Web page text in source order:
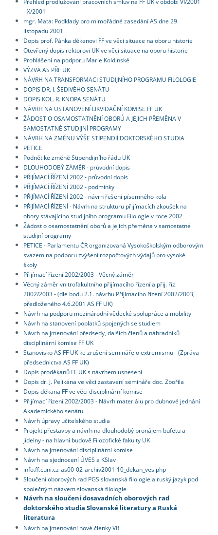
- X/2001
mgr. Maťa: Podklady pro mimořádné zasedání AS dne 29.
listopadu 2001
Dopis prof. Pánka děkanovi FF ve věci situace na oboru historie
Otevřený dopis rektorovi UK ve věci situace na oboru historie
Prohlášení na podporu Marie Koldinské
VÝZVA AS PŘF UK
NÁVRH NA TRANSFORMACI STUDIJNÍHO PROGRAMU FILOLOGIE
DOPIS DR. I. ŠEDIVÉHO SENÁTU
DOPIS KOL. R. KNOPA SENÁTU
NÁVRH NA USTANOVENÍ LIKVIDAČNÍ KOMISE FF UK
ŽÁDOST O OSAMOSTATNĚNÍ OBORŮ A JEJICH PŘEMĚNA V
SAMOSTATNÉ STUDIJNÍ PROGRAMY
NÁVRH NA ZMĚNU VÝŠE STIPENDIÍ DOKTORSKÉHO STUDIA
PETICE
Podnět ke změně Stipendijního řádu UK
DLOUHODOBÝ ZÁMĚR - průvodní dopis
PŘIJÍMACÍ ŘÍZENÍ 2002 - průvodní dopis
PŘIJÍMACÍ ŘÍZENÍ 2002 - podmínky
PŘIJÍMACÍ ŘÍZENÍ 2002 - návrh řešení písemného kola
PŘIJÍMACÍ ŘÍZENÍ - Návrh na strukturu přijímacích zkoušek na
obory stávajícího studijního programu Filologie v roce 2002
Žádost o osamostatnění oborů a jejich přeměna v samostatné
studijní programy
PETICE - Parlamentu ČR organizovaná Vysokoškolským odborovým
svazem na podporu zvýšení rozpočtových výdajů pro vysoké
školy
Přijímací řízení 2002/2003 - Věcný záměr
Věcný záměr vnitrofakultního přijímacího řízení a přij. říz.
2002/2003 - (dle bodu 2.1. návrhu Přijímacího řízení 2002/2003,
předloženého 4.6.2001 AS FF UK)
Návrh na podporu mezinárodní vědecké spolupráce a mobility
Návrh na stanovení poplatků spojených se studiem
Návrh na jmenování předsedy, dalších členů a náhradníků
disciplinární komise FF UK
Stanovisko AS FF UK ke zrušení semináře o extremismu - (Zpráva
předsednictva AS FF UK)
Dopis proděkanů FF UK s návrhem usnesení
Dopis dr. J. Pelikána ve věci zastavení semináře doc. Zbořila
Dopis děkana FF ve věci disciplinární komise
Přijímací řízení 2002/2003 - Návrh materiálu pro dubnové jednání
Akademického senátu
Návrh úpravy učitelského studia
Projekt přestavby a návrh na dlouhodobý pronájem bufetu a
jídelny - na hlavní budově Filozofické fakulty UK
Návrh na jmenování disciplinární komise
Návrh na sjednocení ÚVES a KSlav
info.ff.cuni.cz-as00-02-archiv2001-10_dekan_ves.php
Sloučení oborových rad PGS slovanská filologie a ruský jazyk pod
společným názvem slovanská filologie
Návrh na sloučení dosavadních oborových rad
doktorského studia Slovanské literatury a Ruská
literatura
Návrh na jmenování nové členky VR